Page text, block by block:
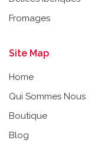
Fromages
Site Map
Home
Qui Sommes Nous
Boutique
Blog